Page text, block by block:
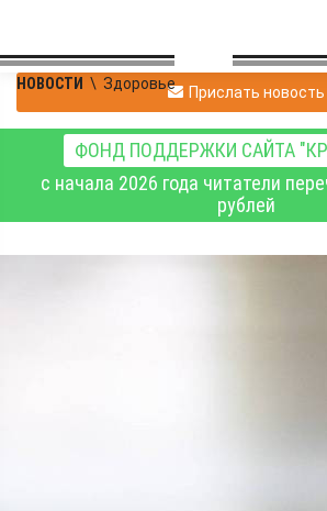
НОВОСТИ \ Здоровье Прислать новость
ФОНД ПОДДЕРЖКИ САЙТА
с начала 2026 года читатели
рублей
рекомендациям